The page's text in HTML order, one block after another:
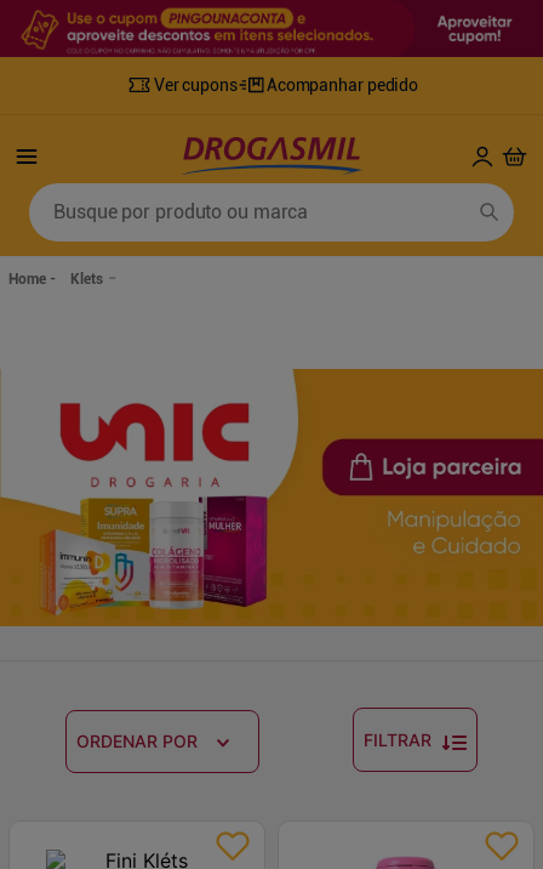
Ver cupons Acompanhar pedido
Busque por produto ou marca
Klets
ORDENAR POR FILTRAR
Termos mais buscados
lenco umedecido
5º fralda geriatrica